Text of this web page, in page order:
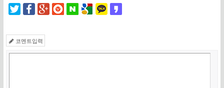
코멘트입력